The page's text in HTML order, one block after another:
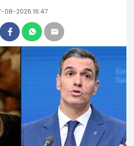
08-2026 16:47